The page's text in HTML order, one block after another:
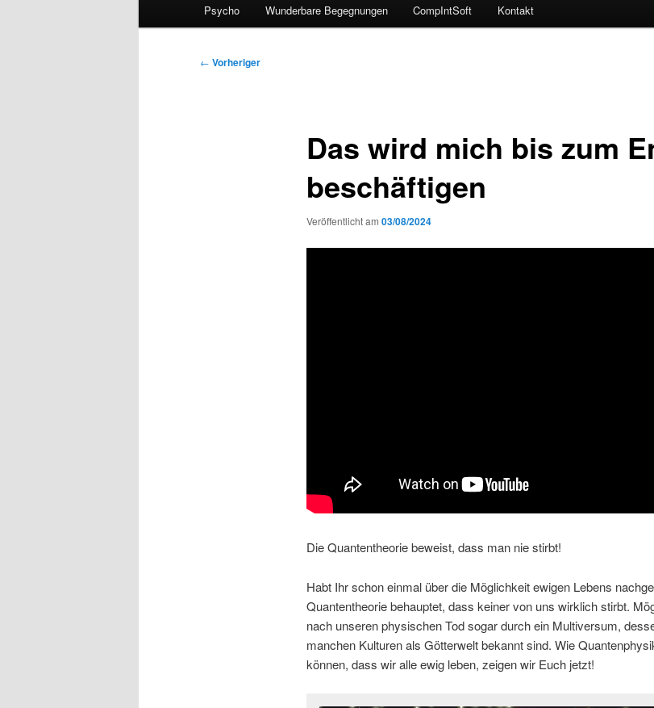
Psycho Wunderbare Begegnungen CompIntSoft Kontakt
Beitragsnavigation
← Vorheriger
Das wird mich bis zum
beschäftigen
Veröffentlicht am 03/08/2024
Die Quantentheorie beweist, dass man nie stirbt!
Habt Ihr schon einmal über die Möglichkeit ewigen Lebens
Quantentheorie behauptet, dass keiner von uns wirklich stirbt.
nach unseren physischen Tod sogar durch ein Multiversum,
manchen Kulturen als Götterwelt bekannt sind. Wie
können, dass wir alle ewig leben, zeigen wir Euch jetzt!